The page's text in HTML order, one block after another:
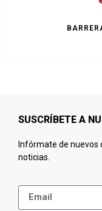
SUSCRÍBETE A
Infórmate de
noticias.